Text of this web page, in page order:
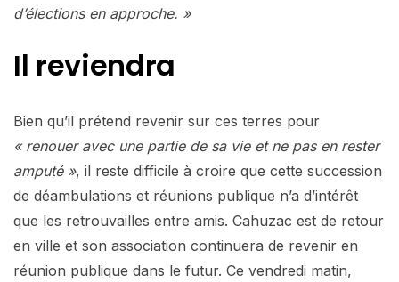
d’élections en approche. »
Il reviendra
Bien qu’il prétend revenir sur ces terres pour
« renouer avec une partie de sa vie et ne pas en rester
amputé », il reste difficile à croire que cette succession
de déambulations et réunions publique n’a d’intérêt
que les retrouvailles entre amis. Cahuzac est de retour
en ville et son association continuera de revenir en
réunion publique dans le futur. Ce vendredi matin,